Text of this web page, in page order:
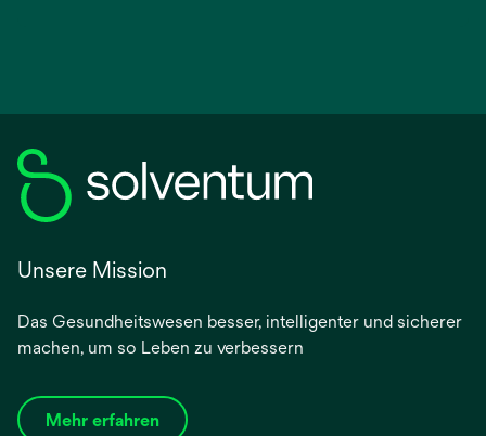
Unsere Mission
Das Gesundheitswesen besser, intelligenter und sicherer
machen, um so Leben zu verbessern
Mehr erfahren